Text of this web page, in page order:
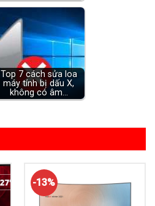
Top 7 cách sửa loa
máy tính bị dấu X,
không có âm…
-13%